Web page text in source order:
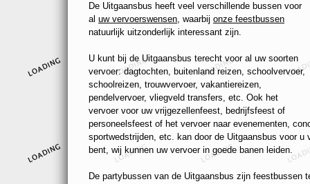
De Uitgaansbus heeft veel verschillende bussen voor
al uw vervoerswensen, waarbij onze feestbussen
natuurlijk uitzonderlijk interessant zijn.
U kunt bij de Uitgaansbus terecht voor al uw soorten
vervoer: dagtochten, buitenland reizen, schoolvervoer,
schoolreizen, trouwvervoer, vakantiereizen,
pendelvervoer, vliegveld transfers, etc. Ook het
vervoer voor uw vrijgezellenfeest, bedrijfsfeest of
personeelsfeest of het vervoer naar evenementen,
sportwedstrijden, etc. kan door de Uitgaansbus voor
bent, wij kunnen uw vervoer in goede banen leiden.
De partybussen van de Uitgaansbus zijn feestbussen